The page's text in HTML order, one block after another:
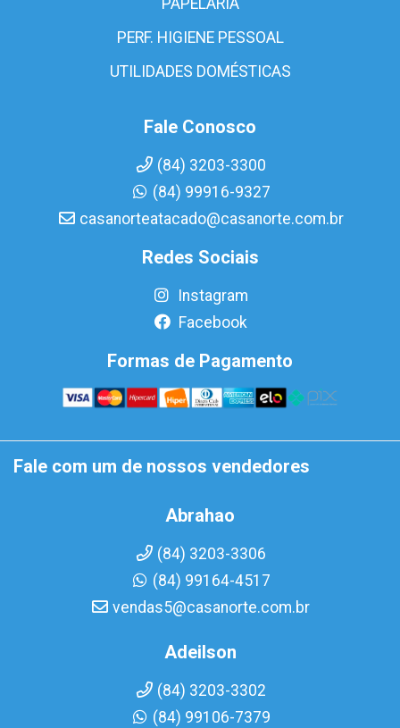
PAPELARIA
PERF. HIGIENE PESSOAL
UTILIDADES DOMÉSTICAS
Fale Conosco
(84) 3203-3300
(84) 99916-9327
casanorteatacado@casanorte.com.br
Redes Sociais
Instagram
Facebook
Formas de Pagamento
Fale com um de nossos vendedores
Abrahao
(84) 3203-3306
(84) 99164-4517
vendas5@casanorte.com.br
Adeilson
(84) 3203-3302
(84) 99106-7379